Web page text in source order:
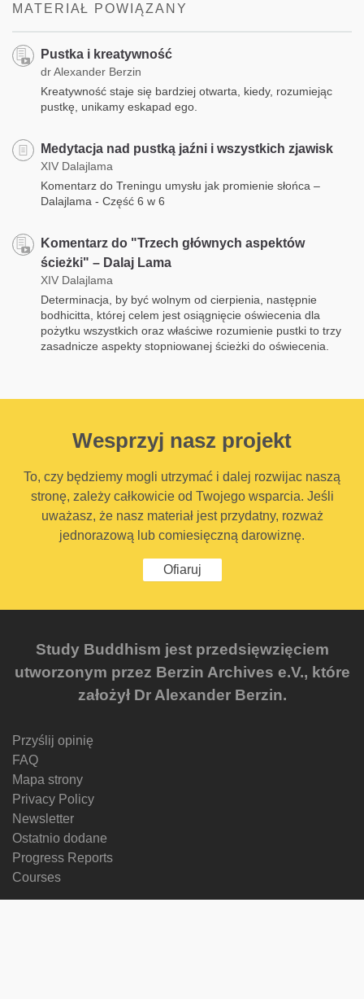
MATERIAŁ POWIĄZANY
Pustka i kreatywność
dr Alexander Berzin
Kreatywność staje się bardziej otwarta, kiedy, rozumiejąc
pustkę, unikamy eskapad ego.
Medytacja nad pustką jaźni i wszystkich zjawisk
XIV Dalajlama
Komentarz do Treningu umysłu jak promienie słońca –
Dalajlama - Część 6 w 6
Komentarz do "Trzech głównych aspektów
ścieżki" – Dalaj Lama
XIV Dalajlama
Determinacja, by być wolnym od cierpienia, następnie
bodhicitta, której celem jest osiągnięcie oświecenia dla
pożytku wszystkich oraz właściwe rozumienie pustki to trzy
zasadnicze aspekty stopniowanej ścieżki do oświecenia.
Wesprzyj nasz projekt
To, czy będziemy mogli utrzymać i dalej rozwijac naszą
stronę, zależy całkowicie od Twojego wsparcia. Jeśli
uważasz, że nasz materiał jest przydatny, rozważ
jednorazową lub comiesięczną darowiznę.
Ofiaruj
Study Buddhism jest przedsięwzięciem
utworzonym przez Berzin Archives e.V., które
założył Dr Alexander Berzin.
Przyślij opinię
FAQ
Mapa strony
Privacy Policy
Newsletter
Ostatnio dodane
Progress Reports
Courses